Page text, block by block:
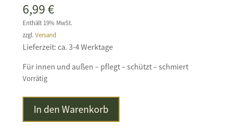
6,99€
Enthält 19% MwSt.
zzgl.Versand
Lieferzeit: ca. 3-4 Werktage
Für innen und außen – pflegt – schützt – schmiert
Vorrätig
Silikon-
In den Warenkorb